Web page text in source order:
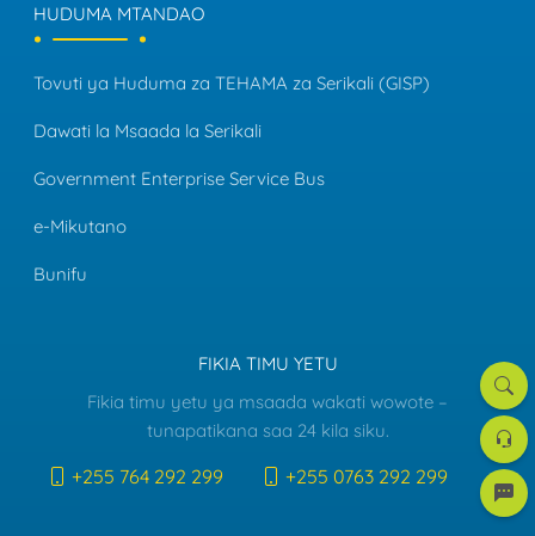
la
e-
HUDUMA MTANDAO
Tovuti ya Huduma za TEHAMA za Serikali (GISP)
Dawati la Msaada la Serikali
Government Enterprise Service Bus
e-Mikutano
Bunifu
FIKIA TIMU YETU
Fikia timu yetu ya msaada wakati wowote –
tunapatikana saa 24 kila siku.
+255 764 292 299 +255 0763 292 299